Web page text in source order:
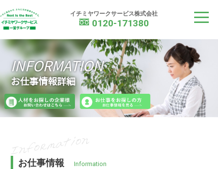
イチミヤワークサービス
イチミヤワークサービス株式会社
0120-171380
INFORMATION
お仕事情報詳細
お仕事情報 Information